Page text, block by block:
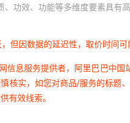
功效、功能等多维度要素具有
但因数据的延迟性，取价时间
信息服务提供者，阿里巴巴中
核实，如您对商品/服务的标题
有效线索。